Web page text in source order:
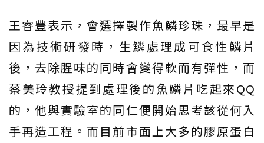
王睿豐表示，會選擇製作魚鱗珍珠，最早是
因為技術研發時，生鱗處理成可食性鱗片
後，去除腥味的同時會變得軟而有彈性，而
蔡美玲教授提到處理後的魚鱗片吃起來QQ
的，他與實驗室的同仁便開始思考該從何入
手再造工程。而目前市面上大多的膠原蛋白